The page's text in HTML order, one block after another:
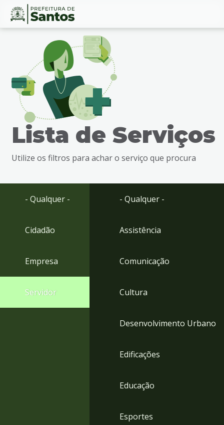
Ir
busca
Ir
Conteúdo
Lista de Serviços
Utilize os filtros para achar o serviço que procura
- Qualquer -
Cidadão
Empresa
Servidor
- Qualquer -
Assistência
Comunicação
Cultura
Desenvolvimento Urbano
Edificações
Educação
Esportes